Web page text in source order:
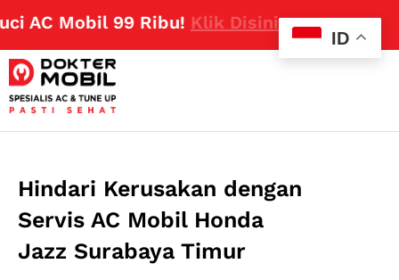
Mobil 99 Ribu!Klik Disini
Hindari Kerusakan dengan
Servis AC Mobil Honda
Jazz Surabaya Timur
ID